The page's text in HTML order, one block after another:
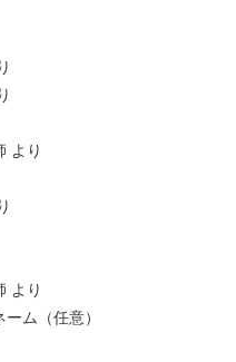
より
より
ム（任意）